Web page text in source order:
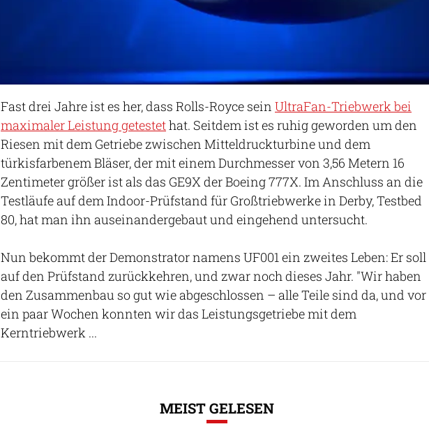
Fast drei Jahre ist es her, dass Rolls-Royce sein UltraFan-Triebwerk bei
maximaler Leistung getestethat. Seitdem ist es ruhig geworden um den
Riesen mit dem Getriebe zwischen Mitteldruckturbine und dem
türkisfarbenem Bläser, der mit einem Durchmesser von 3,56 Metern 16
Zentimeter größer ist als das GE9X der Boeing 777X. Im Anschluss an die
Testläufe auf dem Indoor-Prüfstand für Großtriebwerke in Derby, Testbed
80, hat man ihn auseinandergebaut und eingehend untersucht.
Nun bekommt der Demonstrator namens UF001 ein zweites Leben: Er soll
auf den Prüfstand zurückkehren, und zwar noch dieses Jahr. "Wir haben
den Zusammenbau so gut wie abgeschlossen – alle Teile sind da, und vor
ein paar Wochen konnten wir das Leistungsgetriebe mit dem
Kerntriebwerk ...
MEIST GELESEN